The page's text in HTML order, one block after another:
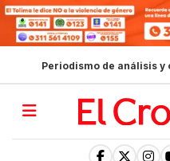
Periodismo de análisis y